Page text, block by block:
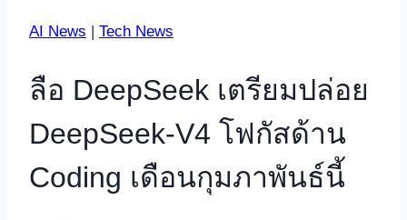
AI News | Tech News
ลือ DeepSeek เตรียมปล่อย
DeepSeek-V4 โฟกัสด้าน
Coding เดือนกุมภาพันธ์นี้